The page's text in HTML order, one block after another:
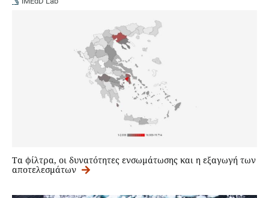
Τα φίλτρα, oι δυνατότητες ενσωμάτωσης και η εξαγωγή των
αποτελεσμάτων